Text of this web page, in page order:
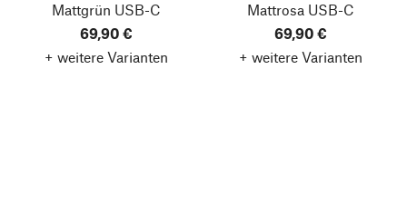
Mattgrün USB-C
69,90 €
+ weitere Varianten
Mattrosa USB-C
69,90 €
+ weitere Varianten